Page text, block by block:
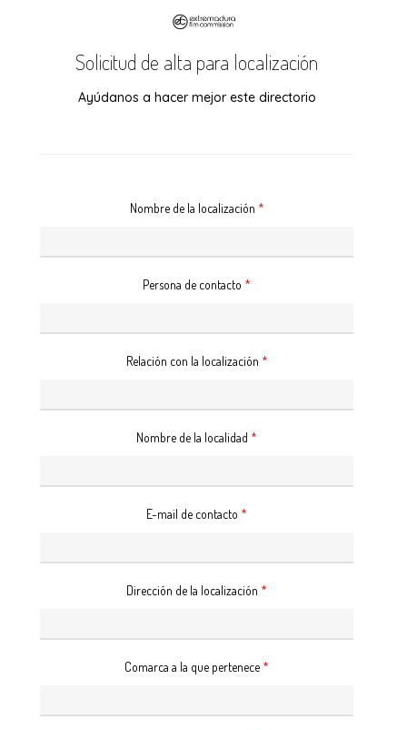
Solicitud de alta para localización
Ayúdanos a hacer mejor este directorio
Nombre de la localización *
Persona de contacto *
Relación con la localización *
Nombre de la localidad *
E-mail de contacto *
Dirección de la localización *
Comarca a la que pertenece *